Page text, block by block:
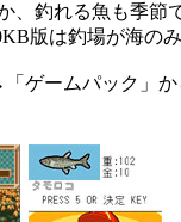
、釣れる魚も季節
版は釣場が海のみ
ゲームパック」か